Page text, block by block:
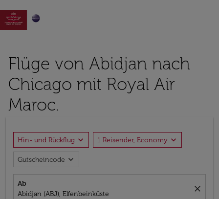

Flüge von Abidjan nach
Chicago mit Royal Air
Maroc.
Hin- und Rückflug expand_more 1 Reisender, Economy expand_more
Gutscheincode expand_more
Ab
Abidjan (ABJ), Elfenbeinküste
close